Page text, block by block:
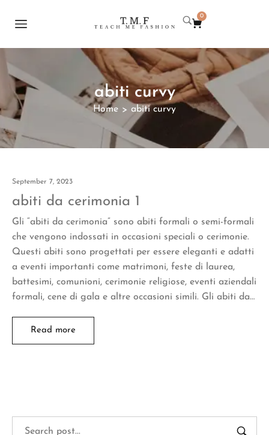
0
abiti curvy
Home > abiti curvy
September 7, 2023
abiti da cerimonia 1
Gli “abiti da cerimonia” sono abiti formali o semi-formali
che vengono indossati in occasioni speciali o cerimonie.
Questi abiti sono progettati per essere eleganti e adatti
a eventi importanti come matrimoni, feste di laurea,
battesimi, comunioni, cerimonie religiose, eventi aziendali
formali, cene di gala e altre occasioni simili. Gli abiti da…
Read more